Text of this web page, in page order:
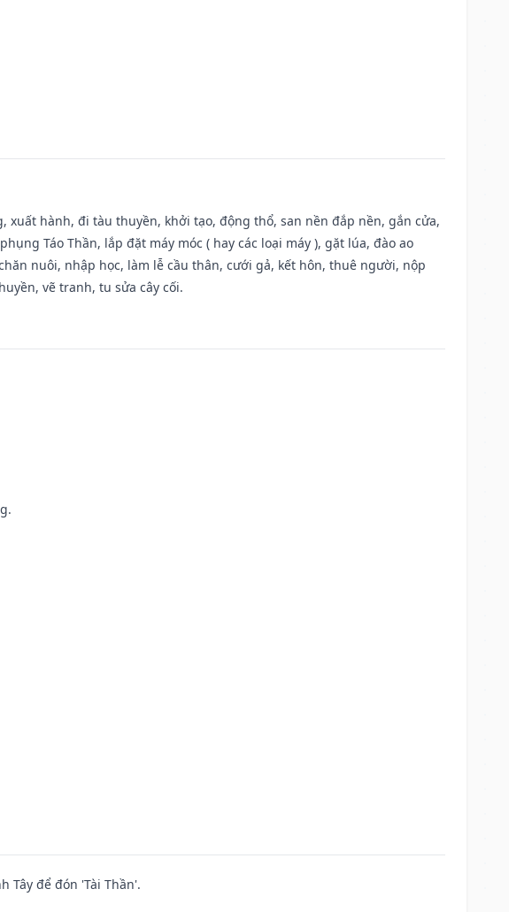
xuất hành, đi tàu thuyền, khởi tạo, động thổ, san nền đắp nền, gắn cửa,
Táo Thần, lắp đặt máy móc ( hay các loại máy ), gặt lúa, đào ao
nuôi, nhập học, làm lễ cầu thân, cưới gả, kết hôn, thuê người, nộp
vẽ tranh, tu sửa cây cối.
Tây để đón 'Tài Thần'.